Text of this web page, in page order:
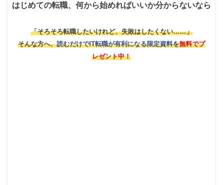
はじめての転職、何から始めればいいか分からないなら
「そろそろ転職したいけれど、失敗はしたくない……」
そんな方へ、読むだけでIT転職が有利になる限定資料を無料でプ
レゼント中！